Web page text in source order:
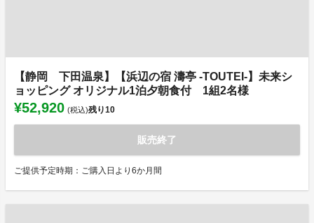
【静岡 下田温泉】【浜辺の宿 濤亭 -TOUTEI-】未来シ
ョッピング オリジナル1泊夕朝食付 1組2名様
¥52,920 (税込)残り10
販売終了
ご提供予定時期：ご購入日より6か月間